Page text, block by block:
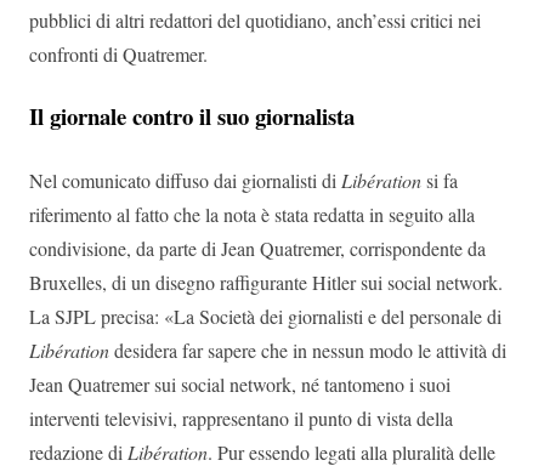
pubblici di altri redattori del quotidiano, anch’essi critici nei
confronti di Quatremer.
Il giornale contro il suo giornalista
Nel comunicato diffuso dai giornalisti di Libérationsi fa
riferimento al fatto che la nota è stata redatta in seguito alla
condivisione, da parte di Jean Quatremer, corrispondente da
Bruxelles, di un disegno raffigurante Hitler sui social network.
La SJPL precisa: «La Società dei giornalisti e del personale di
Libérationdesidera far sapere che in nessun modo le attività di
Jean Quatremer sui social network, né tantomeno i suoi
interventi televisivi, rappresentano il punto di vista della
redazione di Libération. Pur essendo legati alla pluralità delle